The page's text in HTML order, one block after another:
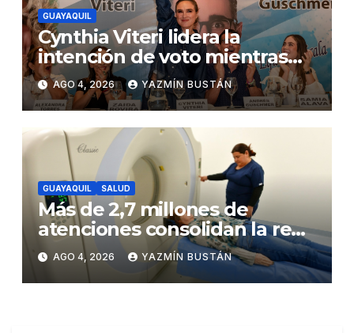
GUAYAQUIL
Cynthia Viteri lidera la
intención de voto mientras
Andrés Guschmer muestra
un destacado crecimiento,
según AtlasIntel
AGO 4, 2026 YAZMÍN BUSTÁN
GUAYAQUIL SALUD
Más de 2,7 millones de
atenciones consolidan la red
municipal de salud
AGO 4, 2026 YAZMÍN BUSTÁN